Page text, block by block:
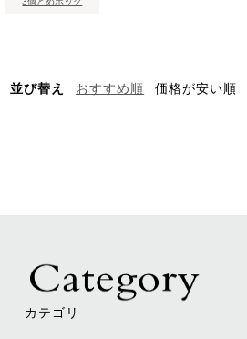
並び替え おすすめ順 価格が安い順
カテゴリ